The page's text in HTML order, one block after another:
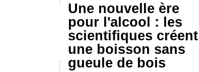
Une nouvelle ère
pour l'alcool : les
scientifiques créent
une boisson sans
gueule de bois